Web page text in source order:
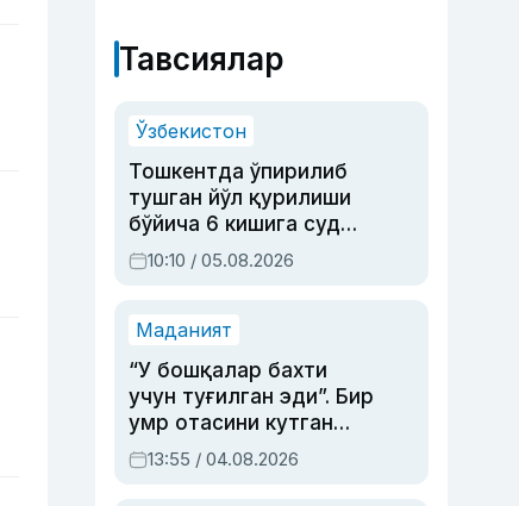
Тавсиялар
Ўзбекистон
Тошкентда ўпирилиб
тушган йўл қурилиши
бўйича 6 кишига суд
ҳукми ўқилди
10:10 / 05.08.2026
Маданият
“У бошқалар бахти
учун туғилган эди”. Бир
умр отасини кутган
актриса ва дубльяж
устаси Римма
13:55 / 04.08.2026